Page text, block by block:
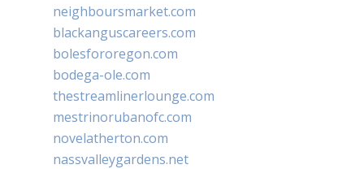
neighboursmarket.com
blackanguscareers.com
bolesfororegon.com
bodega-ole.com
thestreamlinerlounge.com
mestrinorubanofc.com
novelatherton.com
nassvalleygardens.net